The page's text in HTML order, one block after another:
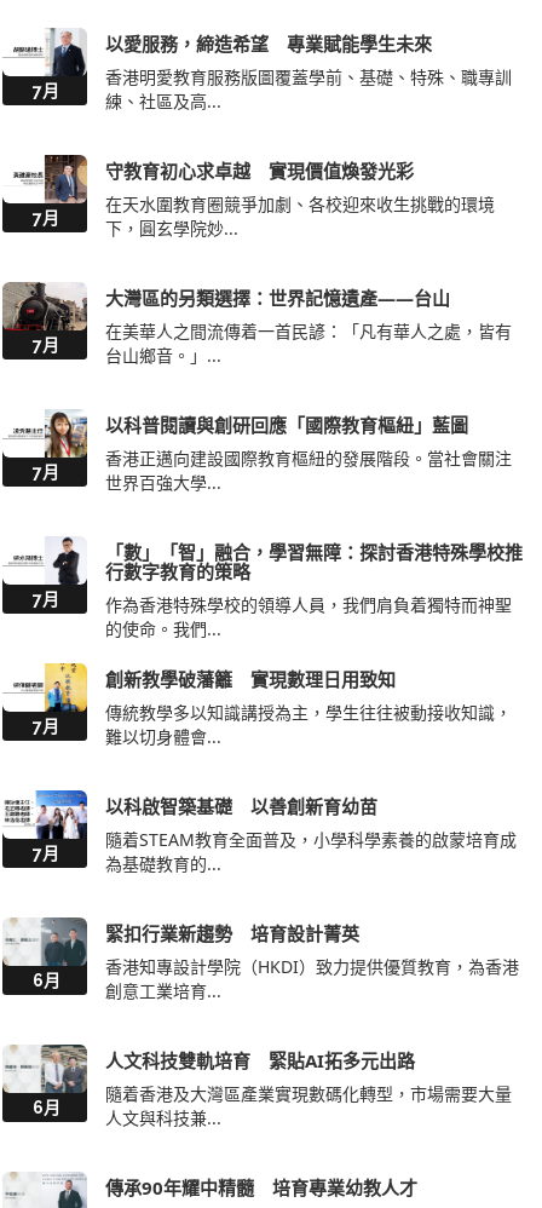
7月
以愛服務，締造希望 專業賦能學生未來
香港明愛教育服務版圖覆蓋學前、基礎、特殊、職專訓
練、社區及高...
7月
守教育初心求卓越 實現價值煥發光彩
在天水圍教育圈競爭加劇、各校迎來收生挑戰的環境
下，圓玄學院妙...
7月
大灣區的另類選擇：世界記憶遺產——台山
在美華人之間流傳着一首民諺：「凡有華人之處，皆有
台山鄉音。」...
7月
以科普閱讀與創研回應「國際教育樞紐」藍圖
香港正邁向建設國際教育樞紐的發展階段。當社會關注
世界百強大學...
7月
「數」「智」融合，學習無障：探討香港特殊學校推
行數字教育的策略
作為香港特殊學校的領導人員，我們肩負着獨特而神聖
的使命。我們...
7月
創新教學破藩籬 實現數理日用致知
傳統教學多以知識講授為主，學生往往被動接收知識，
難以切身體會...
7月
以科啟智築基礎 以善創新育幼苗
隨着STEAM教育全面普及，小學科學素養的啟蒙培育成
為基礎教育的...
6月
緊扣行業新趨勢 培育設計菁英
香港知專設計學院（HKDI）致力提供優質教育，為香港
創意工業培育...
6月
人文科技雙軌培育 緊貼AI拓多元出路
隨着香港及大灣區產業實現數碼化轉型，市場需要大量
人文與科技兼...
傳承90年耀中精髓 培育專業幼教人才